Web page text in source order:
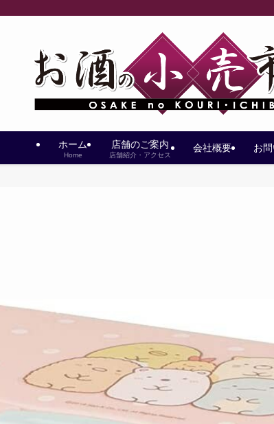
ホーム
Home
店舗のご案内
店舗紹介・アクセス
会社概要 お